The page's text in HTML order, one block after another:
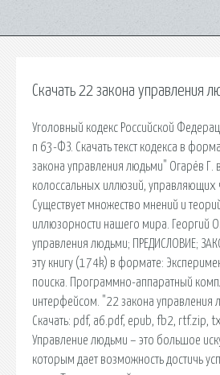
Скачать 22 закона управления
Уголовный кодекс Российской
n 63-ФЗ. Скачать текст кодекса в
закона управления людьми" Огарёв Г.
колоссальных иллюзий, управляющих
Существует множество мнений и
иллюзорности нашего мира. Георгий
управления людьми; ПРЕДИСЛОВИЕ;
эту книгу (174k) в формате:
поиска. Программно-аппаратный
интерфейсом. "22 закона управления
Скачать: pdf, a6.pdf, epub, fb2, rtf.zip,
Управление людьми – это большое
которым дает возможность достичь